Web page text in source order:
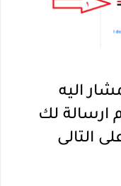
اليه
ارسالة لك
التالى